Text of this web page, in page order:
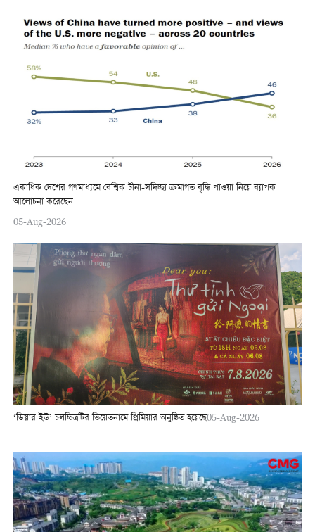
একাধিক দেশের গণমাধ্যমে বৈশ্বিক চীনা-সদিচ্ছা ক্রমাগত বৃদ্ধি পাওয়া নিয়ে ব্যাপক
আলোচনা করেছেন
05-Aug-2026
‘ডিয়ার ইউ’ চলচ্চিত্রটির ভিয়েতনামে প্রিমিয়ার অনুষ্ঠিত হয়েছে05-Aug-2026